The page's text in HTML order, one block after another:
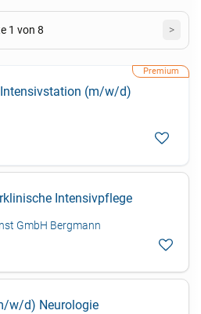
1 von 8 >
(m/w/d)
Intensivpflege
GmbH Bergmann
w/d) Neurologie